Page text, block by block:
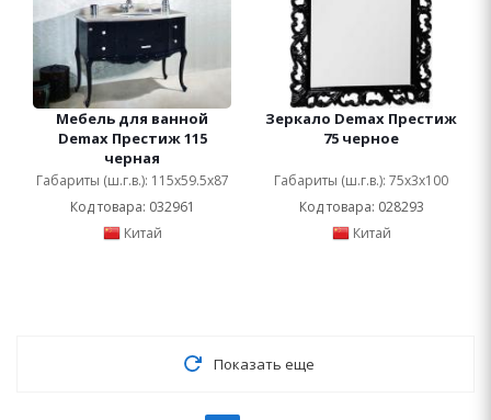
Мебель для ванной
Demax Престиж 115
черная
Габариты (ш.г.в.): 115x59.5x87
Код товара: 032961
Китай
Зеркало Demax Престиж
75 черное
Габариты (ш.г.в.): 75x3x100
Код товара: 028293
Китай
Показать еще